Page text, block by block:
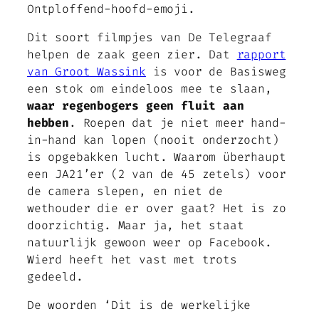
Ontploffend-hoofd-emoji.
Dit soort filmpjes van De Telegraaf
helpen de zaak geen zier. Dat rapport
van Groot Wassink is voor de Basisweg
een stok om eindeloos mee te slaan,
waar regenbogers geen fluit aan
hebben. Roepen dat je niet meer hand-
in-hand kan lopen (nooit onderzocht)
is opgebakken lucht. Waarom überhaupt
een JA21’er (2 van de 45 zetels) voor
de camera slepen, en niet de
wethouder die er over gaat? Het is zo
doorzichtig. Maar ja, het staat
natuurlijk gewoon weer op Facebook.
Wierd heeft het vast met trots
gedeeld.
De woorden ‘Dit is de werkelijke